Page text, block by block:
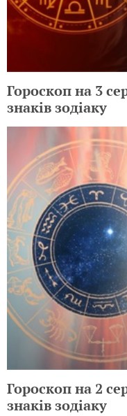
Гороскоп на 3
знаків зодіаку
Гороскоп на 2
знаків зодіаку